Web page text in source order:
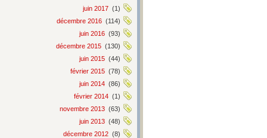
juin 2017 (1)
décembre 2016 (114)
juin 2016 (93)
décembre 2015 (130)
juin 2015 (44)
février 2015 (78)
juin 2014 (86)
février 2014 (1)
novembre 2013 (63)
juin 2013 (48)
décembre 2012 (8)